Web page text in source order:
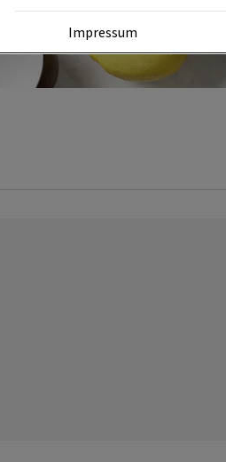
Impressum